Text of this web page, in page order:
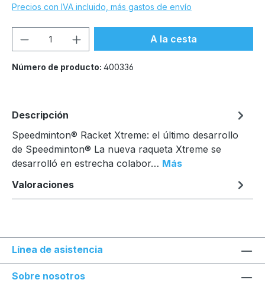
Precios con IVA incluido, más gastos de envío
Cantidad del producto: introduce la
A la cesta
Número de producto: 400336
Descripción
Speedminton® Racket Xtreme: el último desarrollo
de Speedminton® La nueva raqueta Xtreme se
desarrolló en estrecha colabor… Más
Valoraciones
Línea de asistencia
Sobre nosotros